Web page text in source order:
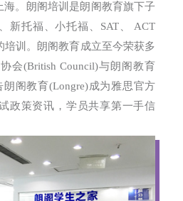
海。朗阁培训是朗阁教育旗下子
新托福、小托福、SAT、 ACT
培训。朗阁教育成立至今荣获多
会(British Council)与朗阁教育
阁教育(Longre)成为雅思官方
政策资讯，学员共享第一手信